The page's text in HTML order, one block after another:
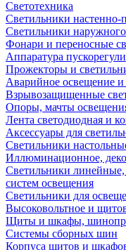
Светотехника
Светильники настенно-
Светильники
Фонари и переносные
Аппаратура
Прожекторы и
Аварийное освещение и
Взрывозащищенные
Опоры, мачты
Лента светодиодная и
Аксессуары для
Светильники
Иллюминационное,
Светильники
систем освещения
Светильники для
Высоковольтное и
Щиты и шкафы,
Системы сборных шин
Корпуса щитов и